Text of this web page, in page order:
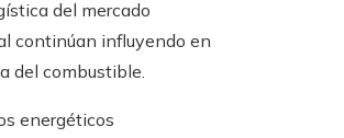
del mercado
continúan influyendo en
del combustible.
energéticos